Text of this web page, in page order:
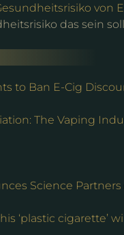
von
das sein
to Ban E-Cig
The Vaping
Science Partners
‘plastic cigarette’